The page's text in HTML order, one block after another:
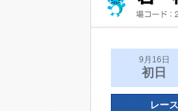
9月16日
初日
レース